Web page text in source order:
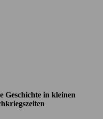
Geschichte in kleinen